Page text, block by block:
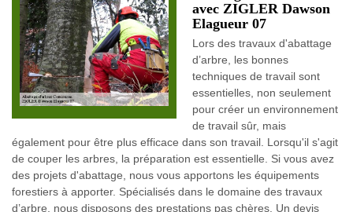
avec ZIGLER Dawson
Elagueur 07
Lors des travaux d'abattage
d’arbre, les bonnes
techniques de travail sont
essentielles, non seulement
pour créer un environnement
de travail sûr, mais
également pour être plus efficace dans son travail. Lorsqu'il s'agit
de couper les arbres, la préparation est essentielle. Si vous avez
des projets d'abattage, nous vous apportons les équipements
forestiers à apporter. Spécialisés dans le domaine des travaux
d’arbre, nous disposons des prestations pas chères. Un devis